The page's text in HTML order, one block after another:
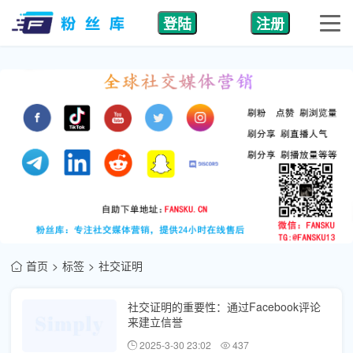
登陆 注册
首页 标签 社交证明
社交证明的重要性：通过Facebook评论
来建立信誉
2025-3-30 23:02 437